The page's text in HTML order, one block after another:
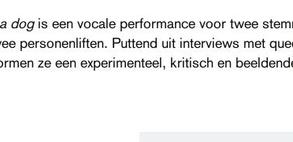
dog is een vocale performance voor twee
personenliften. Puttend uit interviews met
ze een experimenteel, kritisch en